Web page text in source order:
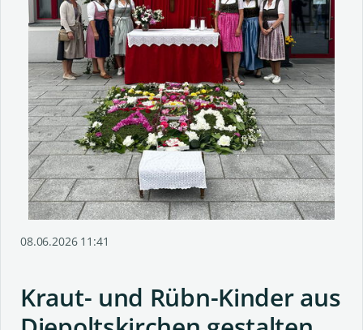
08.06.2026 11:41
Kraut- und Rübn-Kinder aus